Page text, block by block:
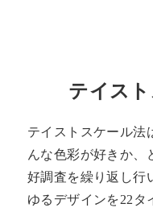
テイス
テイストスケール法
んな色彩が好きか、
好調査を繰り返し行
ゆるデザインを22タ